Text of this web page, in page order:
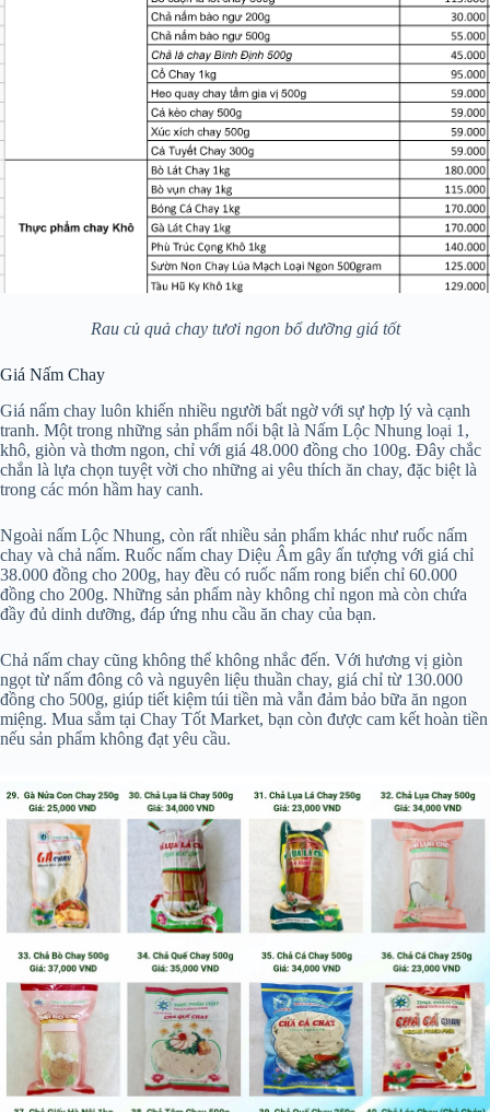
Rau củ quả chay tươi ngon bổ dưỡng giá tốt
Giá Nấm Chay
Giá nấm chay luôn khiến nhiều người bất ngờ với sự hợp lý và cạnh
tranh. Một trong những sản phẩm nổi bật là Nấm Lộc Nhung loại 1,
khô, giòn và thơm ngon, chỉ với giá 48.000 đồng cho 100g. Đây chắc
chắn là lựa chọn tuyệt vời cho những ai yêu thích ăn chay, đặc biệt là
trong các món hầm hay canh.
Ngoài nấm Lộc Nhung, còn rất nhiều sản phẩm khác như ruốc nấm
chay và chả nấm. Ruốc nấm chay Diệu Âm gây ấn tượng với giá chỉ
38.000 đồng cho 200g, hay đều có ruốc nấm rong biển chỉ 60.000
đồng cho 200g. Những sản phẩm này không chỉ ngon mà còn chứa
đầy đủ dinh dưỡng, đáp ứng nhu cầu ăn chay của bạn.
Chả nấm chay cũng không thể không nhắc đến. Với hương vị giòn
ngọt từ nấm đông cô và nguyên liệu thuần chay, giá chỉ từ 130.000
đồng cho 500g, giúp tiết kiệm túi tiền mà vẫn đảm bảo bữa ăn ngon
miệng. Mua sắm tại Chay Tốt Market, bạn còn được cam kết hoàn tiền
nếu sản phẩm không đạt yêu cầu.